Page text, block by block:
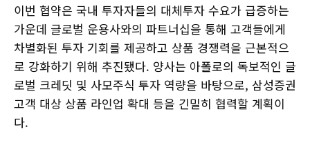
이번 협약은 국내 투자자들의 대체투자 수요가 급증하는
가운데 글로벌 운용사와의 파트너십을 통해 고객들에게
차별화된 투자 기회를 제공하고 상품 경쟁력을 근본적으
로 강화하기 위해 추진됐다. 양사는 아폴로의 독보적인 글
로벌 크레딧 및 사모주식 투자 역량을 바탕으로, 삼성증권
고객 대상 상품 라인업 확대 등을 긴밀히 협력할 계획이
다.